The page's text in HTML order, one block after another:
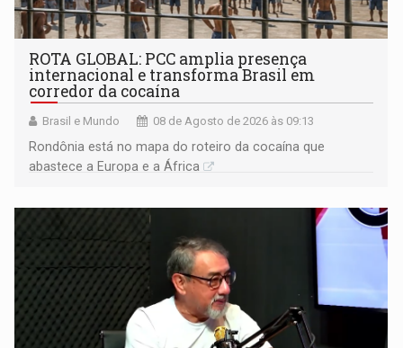
ROTA GLOBAL: PCC amplia presença
internacional e transforma Brasil em
corredor da cocaína
Brasil e Mundo 08 de Agosto de 2026 às 09:13
Rondônia está no mapa do roteiro da cocaína que
abastece a Europa e a África